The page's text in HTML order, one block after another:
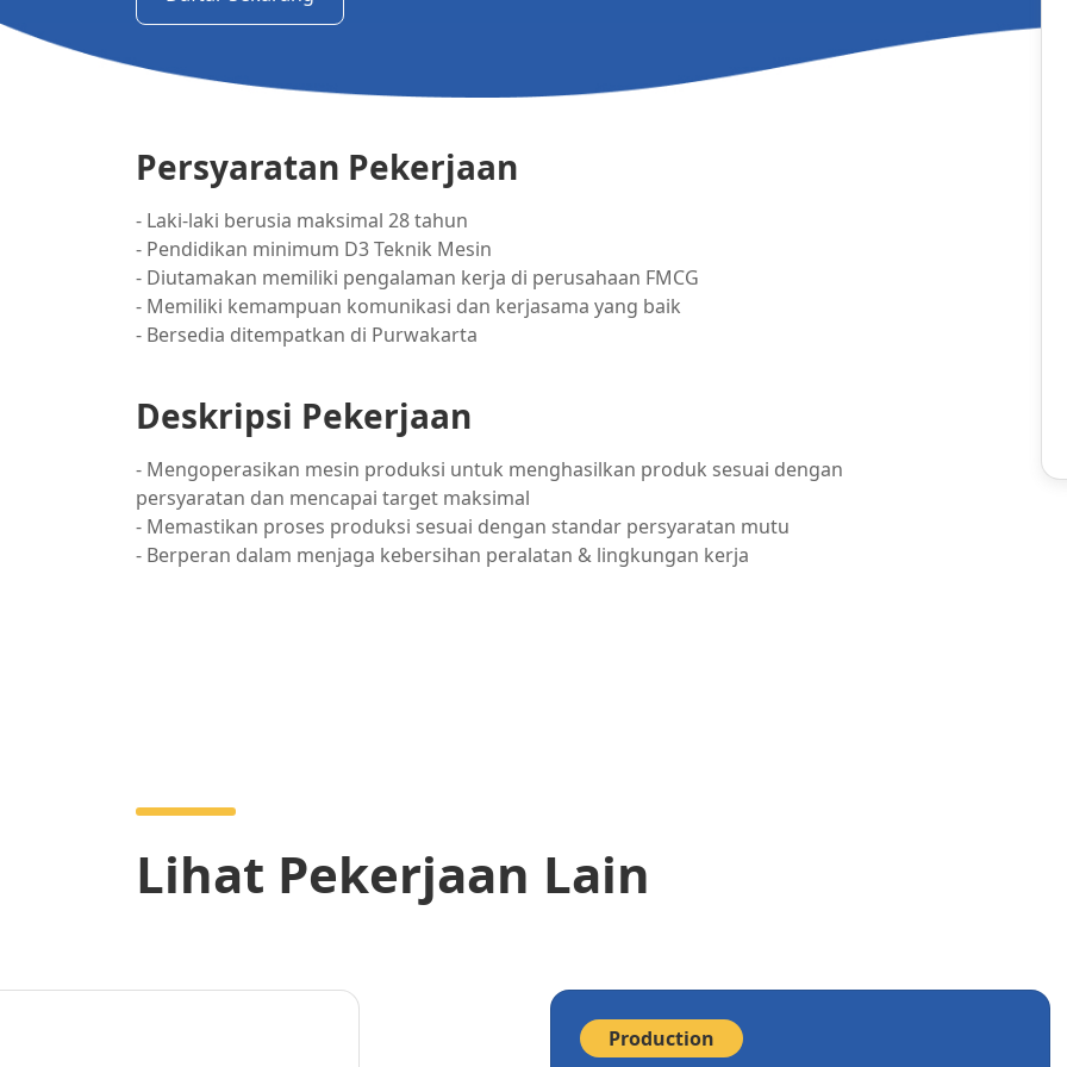
Persyaratan Pekerjaan
- Laki-laki berusia maksimal 28 tahun
- Pendidikan minimum D3 Teknik Mesin
- Diutamakan memiliki pengalaman kerja di perusahaan FMCG
- Memiliki kemampuan komunikasi dan kerjasama yang baik
- Bersedia ditempatkan di Purwakarta
Deskripsi Pekerjaan
- Mengoperasikan mesin produksi untuk menghasilkan produk sesuai dengan
persyaratan dan mencapai target maksimal
- Memastikan proses produksi sesuai dengan standar persyaratan mutu
- Berperan dalam menjaga kebersihan peralatan & lingkungan kerja
Lihat Pekerjaan Lain
Production